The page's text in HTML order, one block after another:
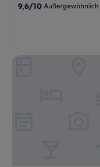
9.6
9,6/10 Außergewöhnlich